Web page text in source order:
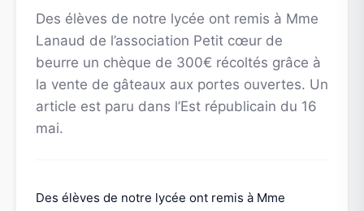
Des élèves de notre lycée ont remis à Mme
Lanaud de l’association Petit cœur de
beurre un chèque de 300€ récoltés grâce à
la vente de gâteaux aux portes ouvertes. Un
article est paru dans l’Est républicain du 16
mai.
Des élèves de notre lycée ont remis à Mme